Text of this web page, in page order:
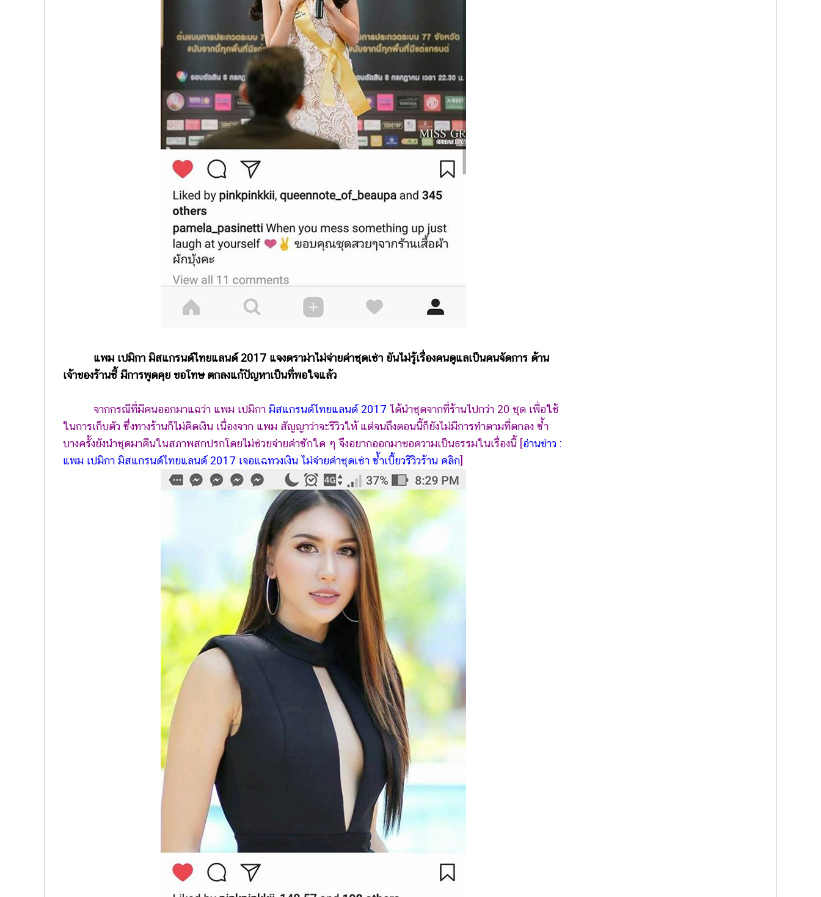
แพม เปมิกา มิสแกรนด์ไทยแลนด์ 2017 แจงดราม่าไม่จ่ายค่าชุดเช่า ยันไม่รู้เรื่องคนดูแลเป็นคนจัดการ ด้าน
เจ้าของร้านชี้ มีการพูดคุย ขอโทษ ตกลงแก้ปัญหาเป็นที่พอใจแล้ว
จากกรณีที่มีคนออกมาแฉว่า แพม เปมิกา มิสแกรนด์ไทยแลนด์ 2017 ได้นำชุดจากที่ร้านไปกว่า 20 ชุด เพื่อใช้
ในการเก็บตัว ซึ่งทางร้านก็ไม่คิดเงิน เนื่องจาก แพม สัญญาว่าจะรีวิวให้ แต่จนถึงตอนนี้ก็ยังไม่มีการทำตามที่ตกลง ซ้ำ
บางครั้งยังนำชุดมาคืนในสภาพสกปรกโดยไม่ช่วยจ่ายค่าซักใด ๆ จึงอยากออกมาขอความเป็นธรรมในเรื่องนี้ [อ่านข่าว :
แพม เปมิกา มิสแกรนด์ไทยแลนด์ 2017 เจอแฉทวงเงิน ไม่จ่ายค่าชุดเช่า ซ้ำเบี้ยวรีวิวร้าน คลิก]